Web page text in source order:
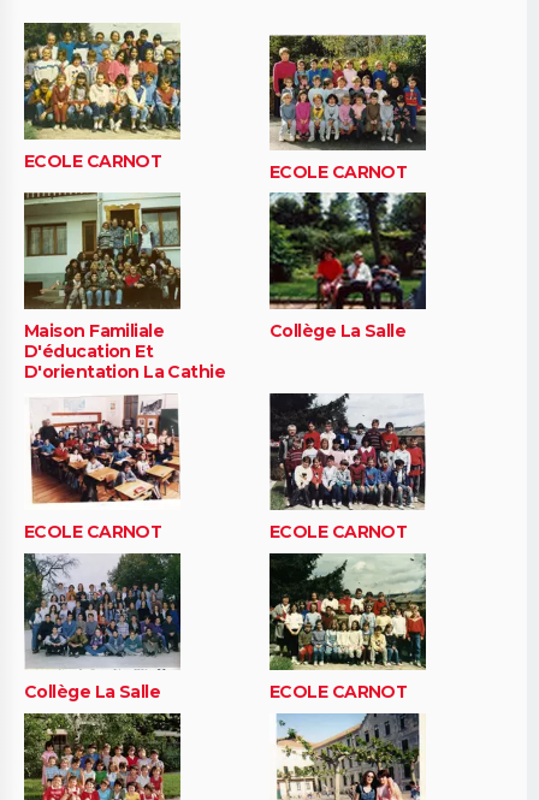
ECOLE CARNOT ECOLE CARNOT
Maison Familiale
D'éducation Et
D'orientation La Cathie
Collège La Salle
ECOLE CARNOT ECOLE CARNOT
Collège La Salle ECOLE CARNOT